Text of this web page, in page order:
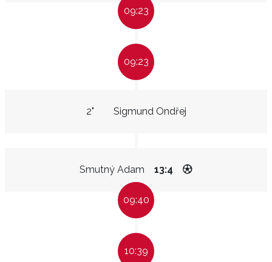
09:23
09:23
Sigmund Ondřej
2"
Smutný Adam 13:4
09:40
10:39